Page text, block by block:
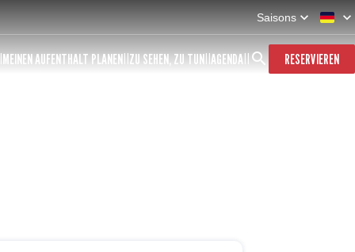
Saisons
MEINEN AUFENTHALT PLANEN ZU SEHEN, ZU TUN AGENDA RESERVIEREN